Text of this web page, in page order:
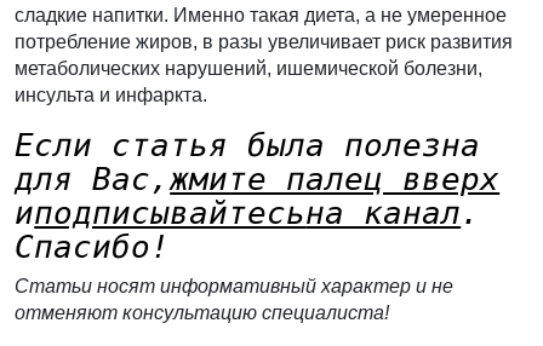
сладкие напитки. Именно такая диета, а не умеренное
потребление жиров, в разы увеличивает риск развития
метаболических нарушений, ишемической болезни,
инсульта и инфаркта.
Если статья была полезна
для Вас,жмите палец вверх
иподписывайтесьна канал.
Спасибо!
Статьи носят информативный характер и не
отменяют консультацию специалиста!